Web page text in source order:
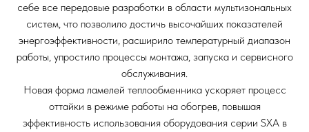
себе все передовые разработки в области мультизональных
систем, что позволило достичь высочайших показателей
энергоэффективности, расширило температурный диапазон
работы, упростило процессы монтажа, запуска и сервисного
обслуживания.
Новая форма ламелей теплообменника ускоряет процесс
оттайки в режиме работы на обогрев, повышая
эффективность использования оборудования серии SXA в